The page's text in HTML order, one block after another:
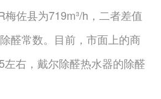
梅佐县为719m³/h，二者差值
醛常数。目前，市面上的商
右，戴尔除醛热水器的除醛